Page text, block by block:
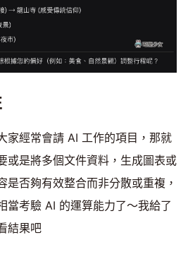
家經常會請 AI 工作的項目，那就
或是將多個文件資料，生成圖表或
是否夠有效整合而非分散或重複，
當考驗 AI 的運算能力了～我給了
結果吧